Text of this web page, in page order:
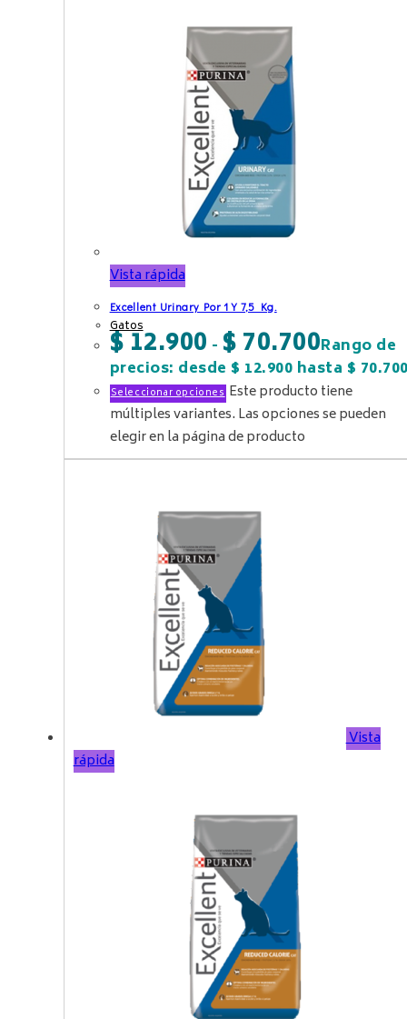
Vista rápida
Excellent Urinary Por 1 Y 7,5 Kg.
Gatos
$12.900 - $70.700Rango de
precios: desde $ 12.900 hasta $
Seleccionar opciones Este producto tiene
múltiples variantes. Las opciones se pueden
elegir en la página de producto
Vista
rápida